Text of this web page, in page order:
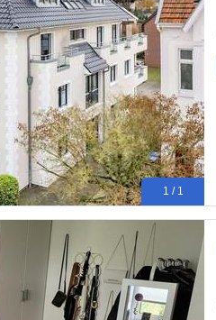
1 / 1